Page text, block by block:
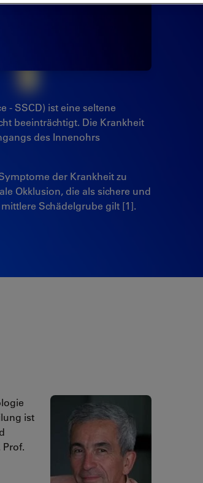
- SSCD) ist eine seltene
beeinträchtigt. Die Krankheit
des Innenohrs
der Krankheit zu
Okklusion, die als sichere und
Schädelgrube gilt [1].
ist